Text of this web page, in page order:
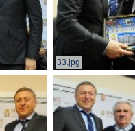
33.jpg